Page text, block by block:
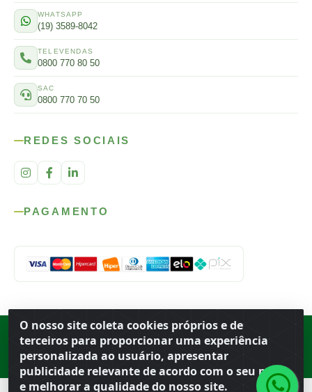
O nosso site coleta cookies próprios e de
terceiros para proporcionar uma experiência
personalizada ao usuário, apresentar
publicidade relevante de acordo com o seu perfil
e melhorar a qualidade do nosso site.
WHATSAPP
(19) 3589-8042
TELEVENDAS
0800 770 80 50
SAC
0800 770 70 50
REDES SOCIAIS
PAGAMENTO
Porto Ferreira ·BR
13.669-899· CNPJ 56.679.863/0001-91
© 2026 Atacado Ideal